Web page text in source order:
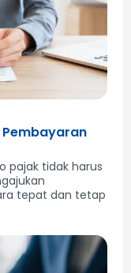
Pembayaran
pajak tidak harus
tepat dan tetap